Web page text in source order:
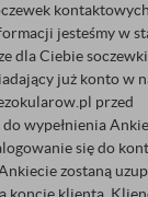
jesteśmy w
dla Ciebie soczewki.
już konto w
przed
wypełnienia
się do
zostaną